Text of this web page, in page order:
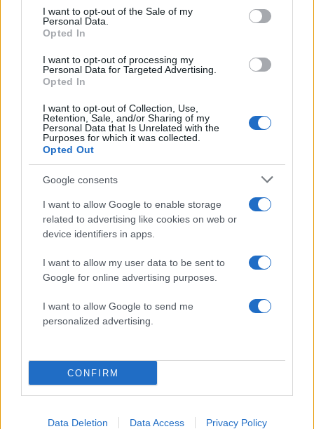
consent section.
I want to opt-out of the Sale of my
Personal Data.
Opted In
I want to opt-out of processing my
Personal Data for Targeted Advertising.
Opted In
I want to opt-out of Collection, Use,
Retention, Sale, and/or Sharing of my
Personal Data that Is Unrelated with the
Purposes for which it was collected.
Opted Out
Google consents
I want to allow Google to enable storage
related to advertising like cookies on web or
device identifiers in apps.
I want to allow my user data to be sent to
Google for online advertising purposes.
I want to allow Google to send me
personalized advertising.
CONFIRM
Data Deletion Data Access Privacy Policy
Ακολουθήστε το Νewsit.gr στο
τελευταία νέατης ημέρας
Πιο δημοφιλή
Πάρος: «Αν ήταν κάποιος πάνω από την
πισίνα, δε θα είχα θρηνήσει το παιδί μου» –
Η σπαρακτική περιγραφή του πατέρα και
τα κενά στους ισχυρισμούς του ιδιοκτήτη
του beach bar
Μετέτρεψαν το Σαρακήνικο της Μήλου σε
ελικοδρόμιο – «Πάρκαραν» το ελικόπτερο
τους για να κάνουν μπάνιο
Μπρίτνεϊ Σπίαρς: Έκανε αποτυχημένο
μπότοξ και ανέβασε στο Instagram την
εμπειρία της
αφορά στη χρήση της εικόνας και της
φωνής της Αλίκης Βουγιουκλάκη μέσω AI»
5Ο δημοσιογράφος Βασίλης Τσεκούρας
του, Γωγώ Μπαλή